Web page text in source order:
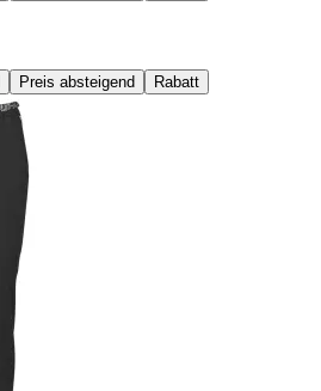
Preis absteigend Rabatt